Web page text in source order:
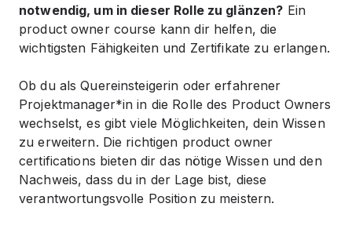
notwendig, um in dieser Rolle zu glänzen? Ein
product owner course kann dir helfen, die
wichtigsten Fähigkeiten und Zertifikate zu erlangen.
Ob du als Quereinsteigerin oder erfahrener
Projektmanager*in in die Rolle des Product Owners
wechselst, es gibt viele Möglichkeiten, dein Wissen
zu erweitern. Die richtigen product owner
certifications bieten dir das nötige Wissen und den
Nachweis, dass du in der Lage bist, diese
verantwortungsvolle Position zu meistern.